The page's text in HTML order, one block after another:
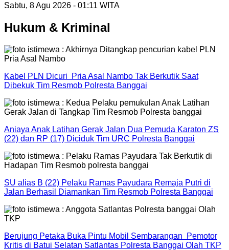
Sabtu, 8 Agu 2026 - 01:11 WITA
Hukum & Kriminal
Kabel PLN Dicuri Pria Asal Nambo Tak Berkutik Saat
Dibekuk Tim Resmob Polresta Banggai
Aniaya Anak Latihan Gerak Jalan Dua Pemuda Karaton ZS
(22) dan RP (17) Diciduk Tim URC Polresta Banggai
SU alias B (22) Pelaku Ramas Payudara Remaja Putri di
Jalan Berhasil Diamankan Tim Resmob Polresta Banggai
Berujung Petaka Buka Pintu Mobil Sembarangan Pemotor
Kritis di Batui Selatan Satlantas Polresta Banggai Olah TKP